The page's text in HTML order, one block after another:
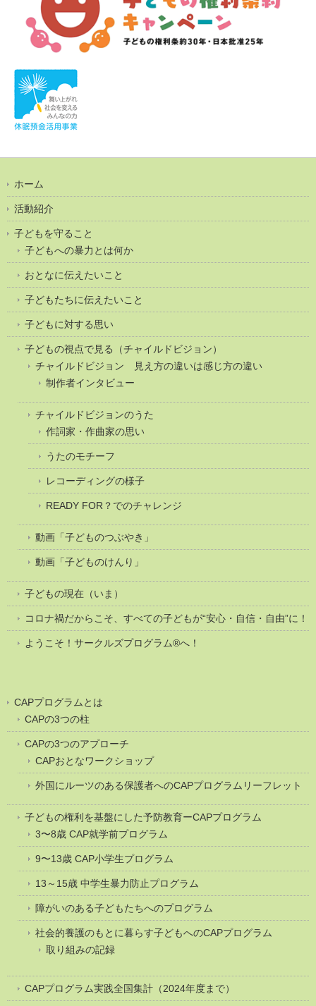
ホーム
活動紹介
子どもを守ること
子どもへの暴力とは何か
おとなに伝えたいこと
子どもたちに伝えたいこと
子どもに対する思い
子どもの視点で見る（チャイルドビジョン）
チャイルドビジョン 見え方の違いは感じ方の違い
制作者インタビュー
チャイルドビジョンのうた
作詞家・作曲家の思い
うたのモチーフ
レコーディングの様子
READY FOR？でのチャレンジ
動画「子どものつぶやき」
動画「子どものけんり」
子どもの現在（いま）
コロナ禍だからこそ、すべての子どもが“安心・自信・自由”に！
ようこそ！サークルズプログラム®へ！
CAPプログラムとは
CAPの3つの柱
CAPの3つのアプローチ
CAPおとなワークショップ
外国にルーツのある保護者へのCAPプログラムリーフレット
子どもの権利を基盤にした予防教育ーCAPプログラム
3〜8歳 CAP就学前プログラム
9〜13歳 CAP小学生プログラム
13～15歳 中学生暴力防止プログラム
障がいのある子どもたちへのプログラム
社会的養護のもとに暮らす子どもへのCAPプログラム
取り組みの記録
CAPプログラム実践全国集計（2024年度まで）